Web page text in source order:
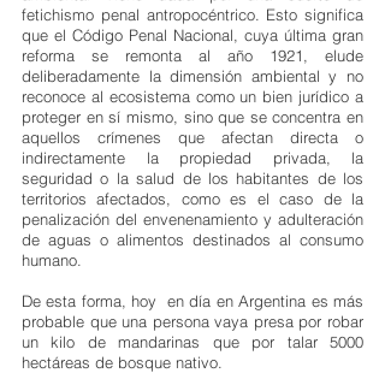
fetichismo penal antropocéntrico. Esto significa
que el Código Penal Nacional, cuya última gran
reforma se remonta al año 1921, elude
deliberadamente la dimensión ambiental y no
reconoce al ecosistema como un bien jurídico a
proteger en sí mismo, sino que se concentra en
aquellos crímenes que afectan directa o
indirectamente la propiedad privada, la
seguridad o la salud de los habitantes de los
territorios afectados, como es el caso de la
penalización del envenenamiento y adulteración
de aguas o alimentos destinados al consumo
humano.
De esta forma, hoy  en día en Argentina es más
probable que una persona vaya presa por robar
un kilo de mandarinas que por talar 5000
hectáreas de bosque nativo.